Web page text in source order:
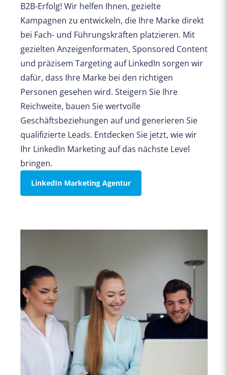
B2B-Erfolg! Wir helfen Ihnen, gezielte
Kampagnen zu entwickeln, die Ihre Marke direkt
bei Fach- und Führungskräften platzieren. Mit
gezielten Anzeigenformaten, Sponsored Content
und präzisem Targeting auf LinkedIn sorgen wir
dafür, dass Ihre Marke bei den richtigen
Personen gesehen wird. Steigern Sie Ihre
Reichweite, bauen Sie wertvolle
Geschäftsbeziehungen auf und generieren Sie
qualifizierte Leads. Entdecken Sie jetzt, wie wir
Ihr LinkedIn Marketing auf das nächste Level
bringen.
LinkedIn Marketing Agentur